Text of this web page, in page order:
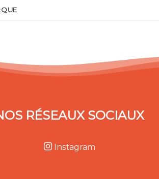
RÉSEAUX SOCIAUX
Instagram